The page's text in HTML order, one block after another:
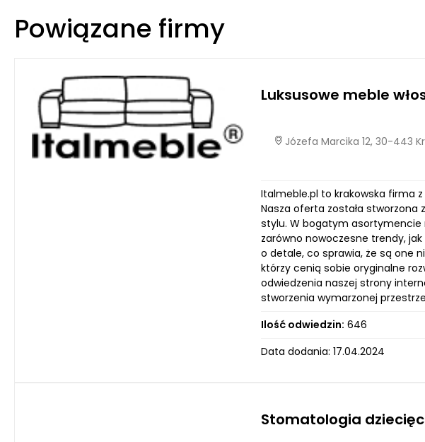
Powiązane firmy
Luksusowe meble
Józefa Marcika 12, 30-443
Italmeble.pl to krakowska firma
Nasza oferta została stworzona
stylu. W bogatym asortymencie
zarówno nowoczesne trendy,
o detale, co sprawia, że są one
którzy cenią sobie oryginalne
odwiedzenia naszej strony
stworzenia wymarzonej
Ilość odwiedzin: 646
Data dodania: 17.04.2024
Stomatologia